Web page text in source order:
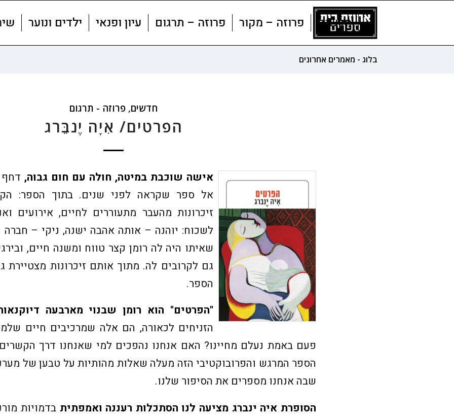
חדשים פרוזה – מקור פרוזה – תרגום עיון ופנאי ילדים ונוער
בלוג - מאמרים אחרונים
חדשים, פרוזה - תרגום
הפרטים/ אִיָה יֶנבֵּרג
אישה שוכבת במיטה, חולה עם חום גבוה,דחף
אל ספר שקראה לפני שנים. בתוך הספר:
זיכרונות מהעבר מתעוררים לחיים, אירועים
לשכוח: יוהנה – אותה אהבה ישנה, ניקי –
שאיתו היה לה רומן קצר טווח ומשנה חיים,
גם לקרובים לה. מתוך אותם זיכרונות מצטיירת
הספר.
"הפרטים" הוא רומן שבנוי מארבעה
הזניחים לכאורה, הם אלה שמרכיבים חיים
פעם באמת נעלם מחיינו? האם אנחנו נהפכים למי שאנחנו דרך
הספר המרגש והפרובוקטיבי הזה מעלה שאלות מהותיות על טבען של
שבה אנחנו מספרים את הסיפור שלנו.
הסופרת איה ינברג מציעה לנו הסתכלות רעננה ואמפתיתבדמויות